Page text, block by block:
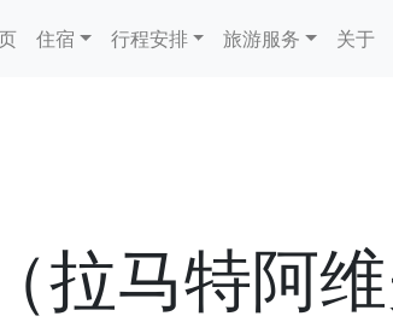
住宿 行程安排 旅游服务 关于
拉马特阿